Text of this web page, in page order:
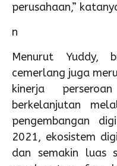
perusahaan,”
n
Menurut Yuddy,
cemerlang juga
kinerja
berkelanjutan
pengembangan
2021, ekosistem
dan semakin luas